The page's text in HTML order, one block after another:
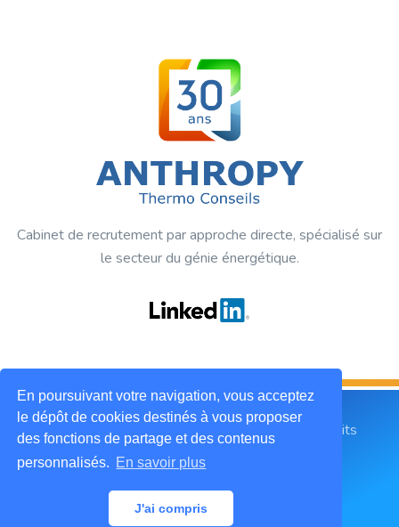
En poursuivant votre navigation, vous acceptez
le dépôt de cookies destinés à vous proposer
des fonctions de partage et des contenus
personnalisés. En savoir plus
J'ai compris
Cabinet de recrutement par approche directe, spécialisé sur
le secteur du génie énergétique.
2019 © ANTHROPY Thermo Conseils. Tous droits
réservés.
Mentions légales CGU